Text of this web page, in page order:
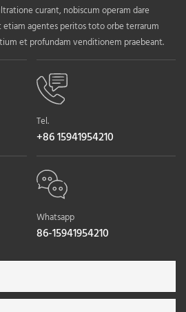
curant, nobiscum operam dare
agentes peritos toto orbe terrarum
et profundam venditionem praebeant.
Tel.
+86 15941954210
Whatsapp
86-15941954210